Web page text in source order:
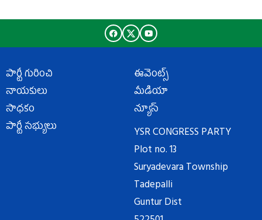
పార్టీ గురించి
నాయకులు
సాధకం
పార్టీ సభ్యులు
ఈవెంట్స్
మీడియా
న్యూస్
YSR CONGRESS PARTY
Plot no. 13
Suryadevara Township
Tadepalli
Guntur Dist